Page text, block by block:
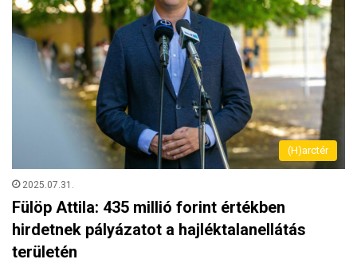
(H)arctér
2025.07.31.
Fülöp Attila: 435 millió forint értékben
hirdetnek pályázatot a hajléktalanellátás
területén